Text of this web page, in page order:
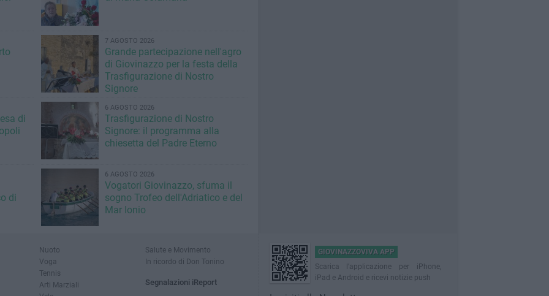
7 AGOSTO 2026
Grande partecipazione nell'agro
di Giovinazzo per la festa della
Trasfigurazione di Nostro
Signore
di
6 AGOSTO 2026
Trasfigurazione di Nostro
Signore: il programma alla
chiesetta del Padre Eterno
di
6 AGOSTO 2026
Vogatori Giovinazzo, sfuma il
sogno Trofeo dell'Adriatico e del
Mar Ionio
Nuoto
Voga
Tennis
Arti Marziali
Salute e Movimento
In ricordo di Don Tonino
Segnalazioni iReport
GIOVINAZZOVIVA APP
Scarica l'applicazione per iPhone,
iPad e Android e ricevi notizie push